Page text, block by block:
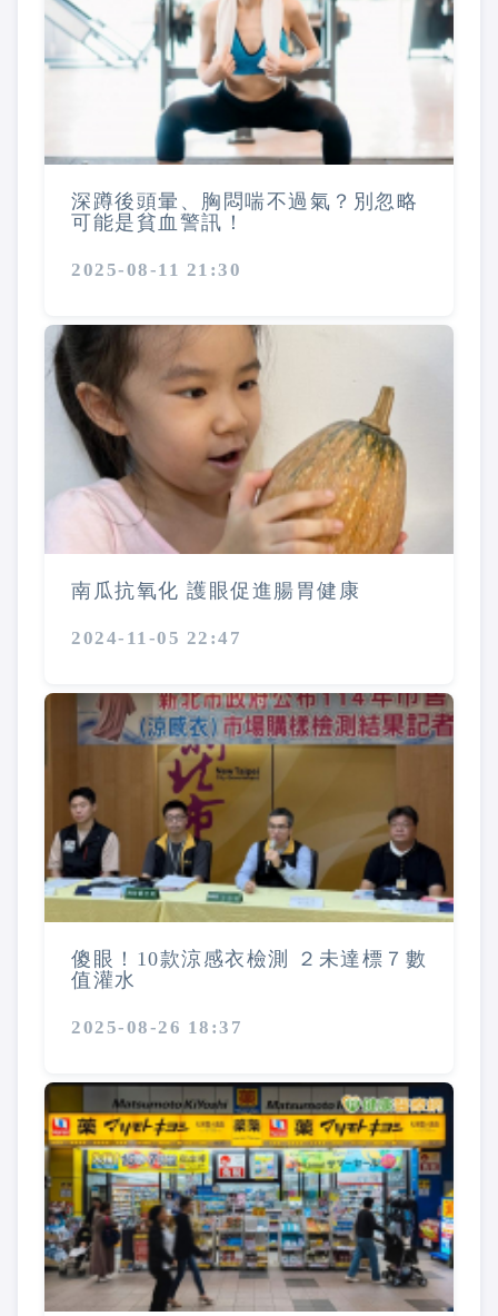
深蹲後頭暈、胸悶喘不過氣？別忽略
可能是貧血警訊！
2025-08-11 21:30
南瓜抗氧化 護眼促進腸胃健康
2024-11-05 22:47
傻眼！10款涼感衣檢測 ２未達標７數
值灌水
2025-08-26 18:37